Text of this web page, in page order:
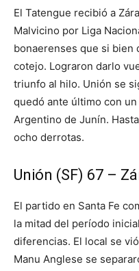
El Tatengue recibió a
Malvicino por Liga
bonaerenses que si bien
cotejo. Lograron darlo
triunfo al hilo. Unión se
quedó ante último con
Argentino de Junín.
ocho derrotas.
Unión (SF) 67 –
El partido en Santa Fe
la mitad del período
diferencias. El local se
Manu Anglese se